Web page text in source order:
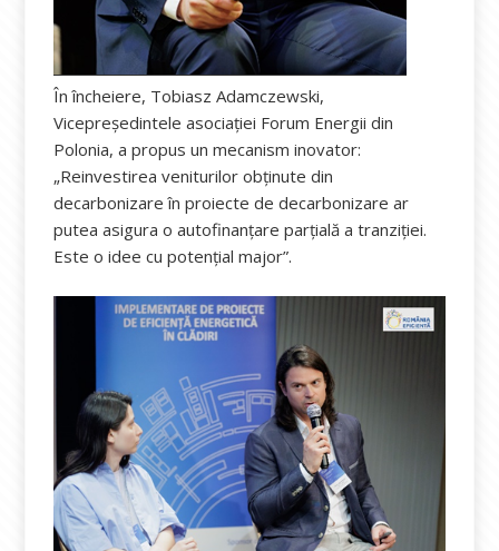
În încheiere, Tobiasz Adamczewski,
Vicepreședintele asociației Forum Energii din
Polonia, a propus un mecanism inovator:
„Reinvestirea veniturilor obținute din
decarbonizare în proiecte de decarbonizare ar
putea asigura o autofinanțare parțială a tranziției.
Este o idee cu potențial major”.